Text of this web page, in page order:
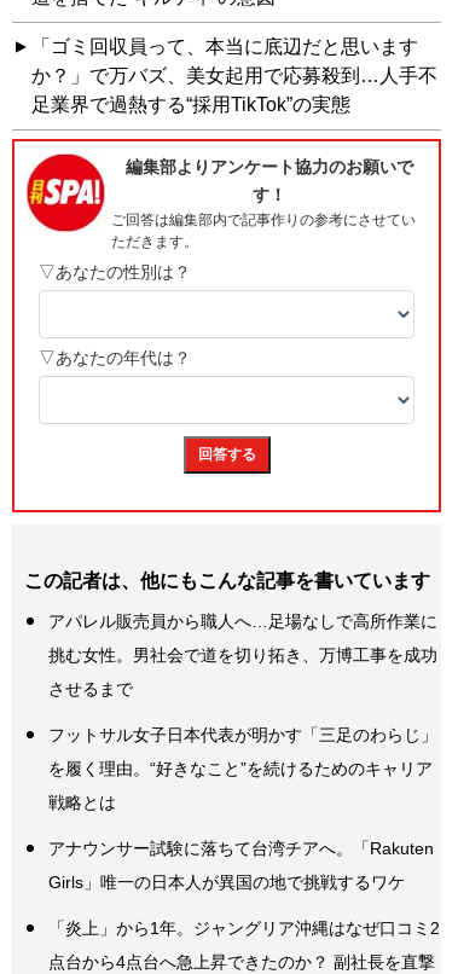
「ゴミ回収員って、本当に底辺だと思います
か？」で万バズ、美女起用で応募殺到…人手不
足業界で過熱する“採用TikTok”の実態
この記者は、他にもこんな記事を書いています
アパレル販売員から職人へ…足場なしで高所作業に
挑む女性。男社会で道を切り拓き、万博工事を成功
させるまで
フットサル女子日本代表が明かす「三足のわらじ」
を履く理由。“好きなこと”を続けるためのキャリア
戦略とは
アナウンサー試験に落ちて台湾チアへ。「Rakuten
Girls」唯一の日本人が異国の地で挑戦するワケ
「炎上」から1年。ジャングリア沖縄はなぜ口コミ2
点台から4点台へ急上昇できたのか？ 副社長を直撃